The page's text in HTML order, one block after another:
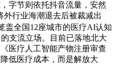
字节则依托抖音流量，安然
外行业海潮退去后被裁减出
盖全国12座城市的医疗AI认知
支流立场。目前已落地北大
医疗人工智能产物注册审查
低医疗成本，而是解放大